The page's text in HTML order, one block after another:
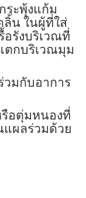
ระพุ้งแก้ม
ลิ้น ในผู้ที่ใส่
รังบริเวณที่
กบริเวณมุม
วมกับอาการ
อตุ่มหนองที่
แผลร่วมด้วย